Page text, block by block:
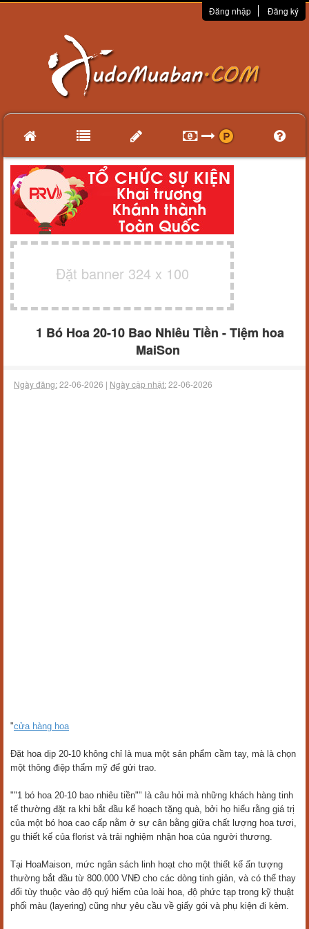
Đăng nhập Đăng ký
Đặt banner 324 x 100
1 Bó Hoa 20-10 Bao Nhiêu Tiền - Tiệm hoa
MaiSon
Ngày đăng:22-06-2026 | Ngày cập nhật:22-06-2026
"cửa hàng hoa
Đặt hoa dịp 20-10 không chỉ là mua một sản phẩm cầm tay, mà là chọn
một thông điệp thẩm mỹ để gửi trao.
""1 bó hoa 20-10 bao nhiêu tiền"" là câu hỏi mà những khách hàng tinh
tế thường đặt ra khi bắt đầu kế hoạch tặng quà, bởi họ hiểu rằng giá trị
của một bó hoa cao cấp nằm ở sự cân bằng giữa chất lượng hoa tươi,
gu thiết kế của florist và trải nghiệm nhận hoa của người thương.
Tại HoaMaison, mức ngân sách linh hoạt cho một thiết kế ấn tượng
thường bắt đầu từ 800.000 VNĐ cho các dòng tinh giản, và có thể thay
đổi tùy thuộc vào độ quý hiếm của loài hoa, độ phức tạp trong kỹ thuật
phối màu (layering) cũng như yêu cầu về giấy gói và phụ kiện đi kèm.